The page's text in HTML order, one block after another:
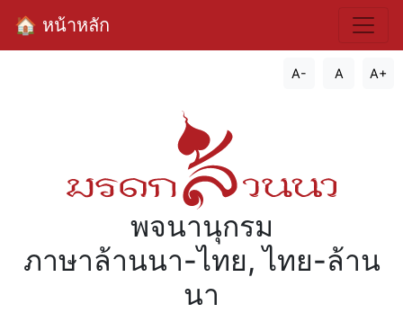
🏠 หน้าหลัก
A- A A+
พจนานุกรม
ภาษาล้านนา-ไทย, ไทย-ล้าน
นา